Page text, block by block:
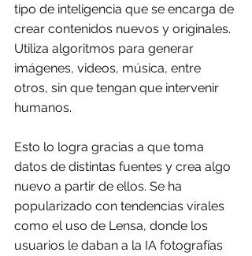
tipo de inteligencia que se encarga de
crear contenidos nuevos y originales.
Utiliza algoritmos para generar
imágenes, videos, música, entre
otros, sin que tengan que intervenir
humanos.
Esto lo logra gracias a que toma
datos de distintas fuentes y crea algo
nuevo a partir de ellos. Se ha
popularizado con tendencias virales
como el uso de Lensa, donde los
usuarios le daban a la IA fotografías